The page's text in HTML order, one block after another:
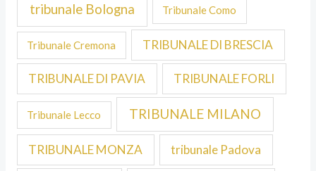
tribunale Bologna Tribunale Como
Tribunale Cremona TRIBUNALE DI BRESCIA
TRIBUNALE DI PAVIA TRIBUNALE FORLI
Tribunale Lecco TRIBUNALE MILANO
TRIBUNALE MONZA tribunale Padova